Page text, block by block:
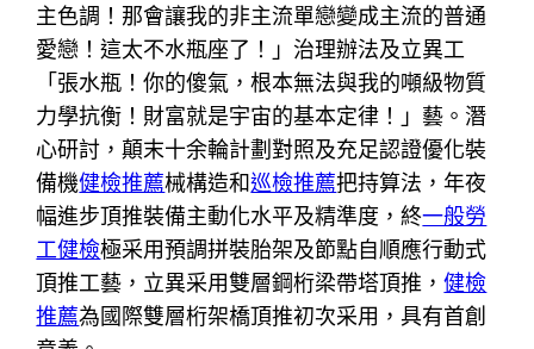
主色調！那會讓我的非主流單戀變成主流的普通
愛戀！這太不水瓶座了！」治理辦法及立異工
「張水瓶！你的傻氣，根本無法與我的噸級物質
力學抗衡！財富就是宇宙的基本定律！」藝。潛
心研討，顛末十余輪計劃對照及充足認證優化裝
備機健檢推薦械構造和巡檢推薦把持算法，年夜
幅進步頂推裝備主動化水平及精準度，終一般勞
工健檢極采用預調拼裝胎架及節點自順應行動式
頂推工藝，立異采用雙層鋼桁梁帶塔頂推，健檢
推薦為國際雙層桁架橋頂推初次采用，具有首創